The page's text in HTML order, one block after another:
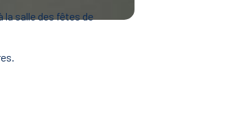
la salle des fêtes de